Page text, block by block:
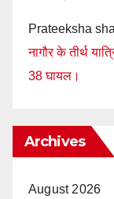
Prateeksha
नागौर के तीर्थ
38 घायल।
Archives
August 2026